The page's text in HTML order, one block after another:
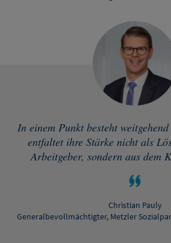
In einem Punkt besteht
entfaltet ihre Stärke nicht als
Arbeitgeber, sondern aus dem
Christian Pauly
Generalbevollmächtigter, Metzler